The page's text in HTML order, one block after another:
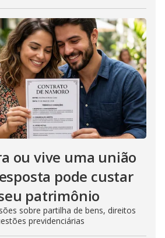
ou vive uma união
pode custar
patrimônio
sobre partilha de bens, direitos
previdenciárias